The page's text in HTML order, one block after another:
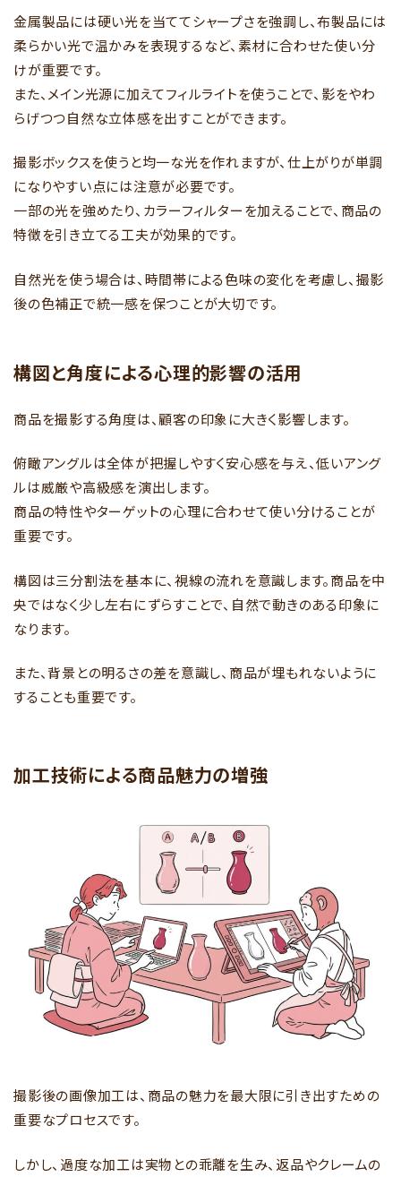
金属製品には硬い光を当ててシャープさを強調し、布製品には
柔らかい光で温かみを表現するなど、素材に合わせた使い分
けが重要です。
また、メイン光源に加えてフィルライトを使うことで、影をやわ
らげつつ自然な立体感を出すことができます。
撮影ボックスを使うと均一な光を作れますが、仕上がりが単調
になりやすい点には注意が必要です。
一部の光を強めたり、カラーフィルターを加えることで、商品の
特徴を引き立てる工夫が効果的です。
自然光を使う場合は、時間帯による色味の変化を考慮し、撮影
後の色補正で統一感を保つことが大切です。
構図と角度による心理的影響の活用
商品を撮影する角度は、顧客の印象に大きく影響します。
俯瞰アングルは全体が把握しやすく安心感を与え、低いアング
ルは威厳や高級感を演出します。
商品の特性やターゲットの心理に合わせて使い分けることが
重要です。
構図は三分割法を基本に、視線の流れを意識します。商品を中
央ではなく少し左右にずらすことで、自然で動きのある印象に
なります。
また、背景との明るさの差を意識し、商品が埋もれないように
することも重要です。
加工技術による商品魅力の増強
撮影後の画像加工は、商品の魅力を最大限に引き出すための
重要なプロセスです。
しかし、過度な加工は実物との乖離を生み、返品やクレームの